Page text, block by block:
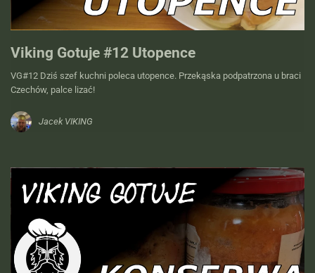
Viking Gotuje #12 Utopence
VG#12 Dziś szef kuchni poleca utopence. Przekąska podpatrzona u braci
Czechów, palce lizać!
Jacek VIKING